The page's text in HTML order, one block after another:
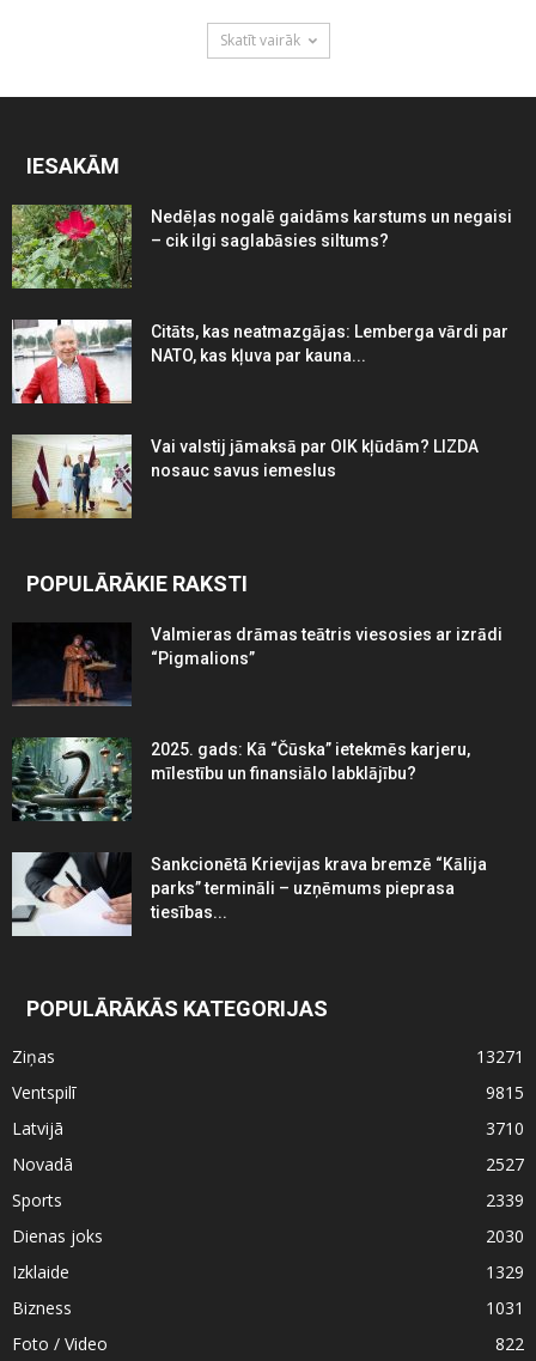
Skatīt vairāk
IESAKĀM
Nedēļas nogalē gaidāms karstums un negaisi
– cik ilgi saglabāsies siltums?
Citāts, kas neatmazgājas: Lemberga vārdi par
NATO, kas kļuva par kauna...
Vai valstij jāmaksā par OIK kļūdām? LIZDA
nosauc savus iemeslus
POPULĀRĀKIE RAKSTI
Valmieras drāmas teātris viesosies ar izrādi
“Pigmalions”
2025. gads: Kā “Čūska” ietekmēs karjeru,
mīlestību un finansiālo labklājību?
Sankcionētā Krievijas krava bremzē “Kālija
parks” termināli – uzņēmums pieprasa
tiesības...
POPULĀRĀKĀS KATEGORIJAS
Ziņas
13271
Ventspilī
9815
Latvijā
3710
Novadā
2527
Sports
2339
Dienas joks
2030
Izklaide
1329
Bizness
1031
Foto / Video
822